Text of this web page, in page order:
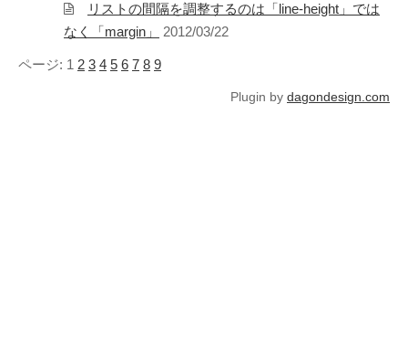
リストの間隔を調整するのは「line-height」では
なく「margin」
2012/03/22
ページ: 1 2 3 4 5 6 7 8 9
Plugin by dagondesign.com